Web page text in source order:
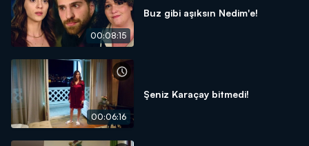
00:08:15
Buz gibi aşıksın Nedim'e!
00:06:16
Şeniz Karaçay bitmedi!